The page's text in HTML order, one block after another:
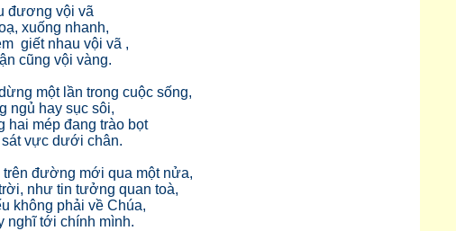
đương vội vã
xuống nhanh,
giết nhau vội vã ,
cũng vội vàng.
một lần trong cuộc sống,
ngủ hay sục sôi,
hai mép đang trào bọt
vực dưới chân.
đường mới qua một nửa,
như tin tưởng quan toà,
không phải về Chúa,
nghĩ tới chính mình.